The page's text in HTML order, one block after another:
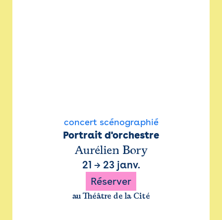
concert scénographié
Portrait d'orchestre
Aurélien Bory
21 → 23 janv.
Réserver
au Théâtre de la Cité